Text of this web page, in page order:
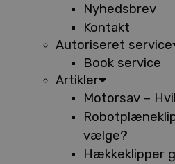
Nyhedsbrev
Kontakt
Autoriseret service
Book service
Artikler
Motorsav –
vælge?
Hækkeklipper